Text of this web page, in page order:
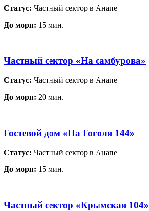
Статус: Частный сектор в Анапе
До моря: 15 мин.
Частный сектор «На самбурова»
Статус: Частный сектор в Анапе
До моря: 20 мин.
Гостевой дом «На Гоголя 144»
Статус: Частный сектор в Анапе
До моря: 15 мин.
Частный сектор «Крымская 104»